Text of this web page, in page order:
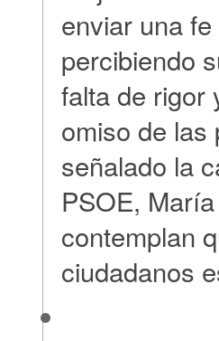
enviar una
percibiendo
falta de rigor
omiso de las
señalado la
PSOE,
contemplan
ciudadanos